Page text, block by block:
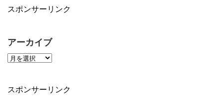
スポンサーリンク
アーカイブ
スポンサーリンク